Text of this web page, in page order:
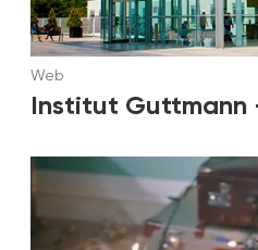
Web
Institut Guttmann